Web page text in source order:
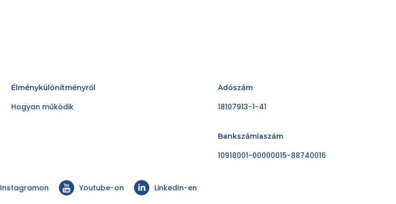
Élménykülönítményről
Hogyan működik
Adószám
18107913-1-41
Bankszámlaszám
10918001-00000015-88740016
Instagramon Youtube-on LinkedIn-en